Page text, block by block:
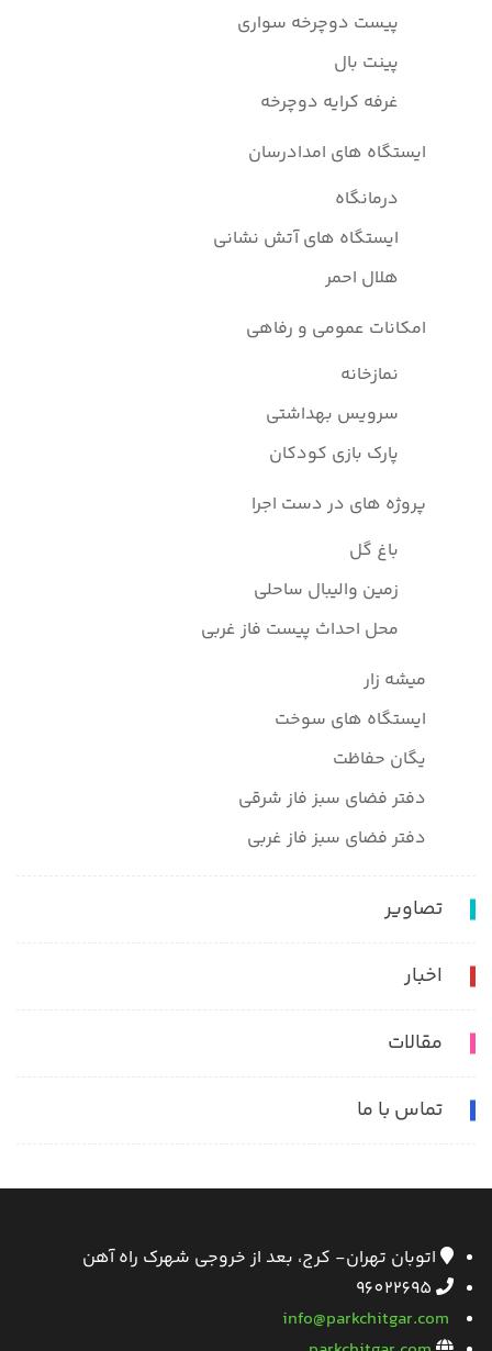
پیست دوچرخه سواری
پینت بال
غرفه کرایه دوچرخه
ایستگاه های امدادرسان
درمانگاه
ایستگاه های آتش نشانی
هلال احمر
امکانات عمومی و رفاهی
نمازخانه
سرویس بهداشتی
پارک بازی کودکان
پروژه های در دست اجرا
باغ گل
زمین والیبال ساحلی
محل احداث پیست فاز غربی
میشه زار
ایستگاه های سوخت
یگان حفاظت
دفتر فضای سبز فاز شرقی
دفتر فضای سبز فاز غربی
تصاویر
اخبار
مقالات
تماس با ما
اتوبان تهران- کرج، بعد از خروجی شهرک راه آهن
96022695
info@parkchitgar.com